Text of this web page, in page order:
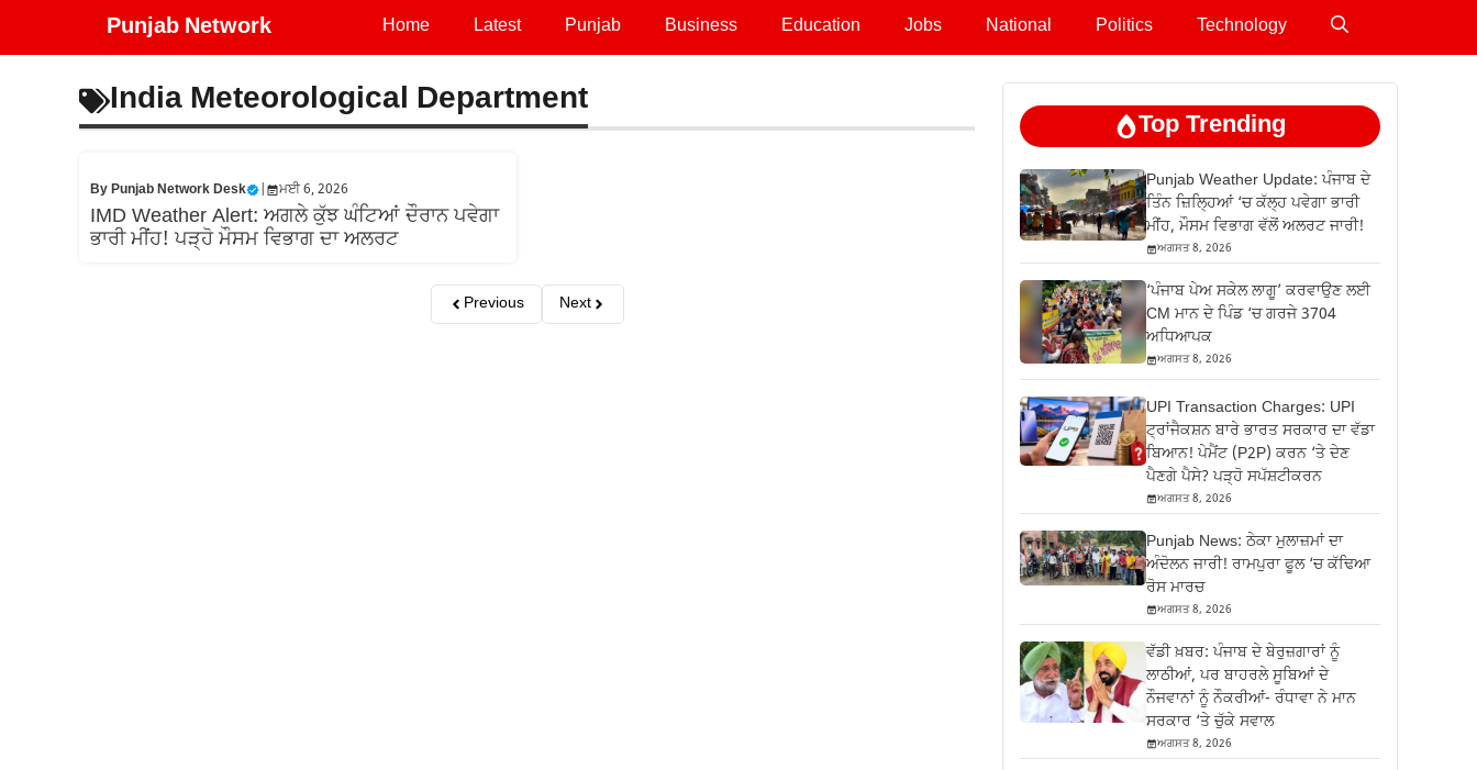
Punjab Network Home Latest Punjab Business Education Jobs National Politics Technology
India Meteorological Department
ByPunjab Network Desk ਮਈ 6, 2026
IMD Weather Alert: ਅਗਲੇ ਕੁੱਝ ਘੰਟਿਆਂ ਦੌਰਾਨ ਪਵੇਗਾ
ਭਾਰੀ ਮੀਂਹ! ਪੜ੍ਹੋ ਮੌਸਮ ਵਿਭਾਗ ਦਾ ਅਲਰਟ
Previous Next
Top Trending
Punjab Weather Update: ਪੰਜਾਬ ਦੇ
ਤਿੰਨ ਜ਼‍ਿਲ੍ਹਿਆਂ ‘ਚ ਕੱਲ੍ਹ ਪਵੇਗਾ ਭਾਰੀ
ਮੀਂਹ, ਮੌਸਮ ਵਿਭਾਗ ਵੱਲੋਂ ਅਲਰਟ ਜਾਰੀ!
ਅਗਸਤ 8, 2026
‘ਪੰਜਾਬ ਪੇਅ ਸਕੇਲ ਲਾਗੂ’ ਕਰਵਾਉਣ ਲਈ
CM ਮਾਨ ਦੇ ਪਿੰਡ ‘ਚ ਗਰਜੇ 3704
ਅਧਿਆਪਕ
ਅਗਸਤ 8, 2026
UPI Transaction Charges: UPI
ਟ੍ਰਾਂਜੈਕਸ਼ਨ ਬਾਰੇ ਭਾਰਤ ਸਰਕਾਰ ਦਾ ਵੱਡਾ
ਬਿਆਨ! ਪੇਮੈਂਟ (P2P) ਕਰਨ ‘ਤੇ ਦੇਣ
ਪੈਣਗੇ ਪੈਸੇ? ਪੜ੍ਹੋ ਸਪੱਸ਼ਟੀਕਰਨ
ਅਗਸਤ 8, 2026
Punjab News: ਠੇਕਾ ਮੁਲਾਜ਼ਮਾਂ ਦਾ
ਅੰਦੋਲਨ ਜਾਰੀ! ਰਾਮਪੁਰਾ ਫੂਲ ‘ਚ ਕੱਢਿਆ
ਰੋਸ ਮਾਰਚ
ਅਗਸਤ 8, 2026
ਵੱਡੀ ਖ਼ਬਰ: ਪੰਜਾਬ ਦੇ ਬੇਰੁਜ਼ਗਾਰਾਂ ਨੂੰ
ਲਾਠੀਆਂ, ਪਰ ਬਾਹਰਲੇ ਸੂਬਿਆਂ ਦੇ
ਨੌਜਵਾਨਾਂ ਨੂੰ ਨੌਕਰੀਆਂ- ਰੰਧਾਵਾ ਨੇ ਮਾਨ
ਸਰਕਾਰ ‘ਤੇ ਚੁੱਕੇ ਸਵਾਲ
ਅਗਸਤ 8, 2026